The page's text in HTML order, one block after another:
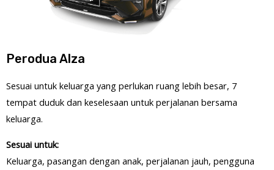
Perodua Alza
Sesuai untuk keluarga yang perlukan ruang lebih besar, 7
tempat duduk dan keselesaan untuk perjalanan bersama
keluarga.
Sesuai untuk:
Keluarga, pasangan dengan anak, perjalanan jauh, pengguna